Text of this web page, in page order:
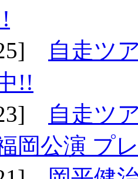
自走ツ
!!
自走ツ
岡公演 プ